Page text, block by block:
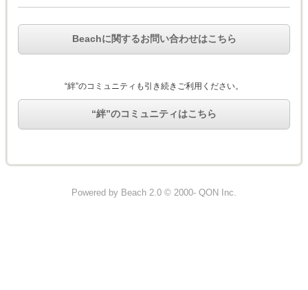
Beachに関するお問い合わせはこちら
“絆”のコミュニティも引き続きご利用ください。
“絆”のコミュニティはこちら
Powered by Beach 2.0 © 2000- QON Inc.